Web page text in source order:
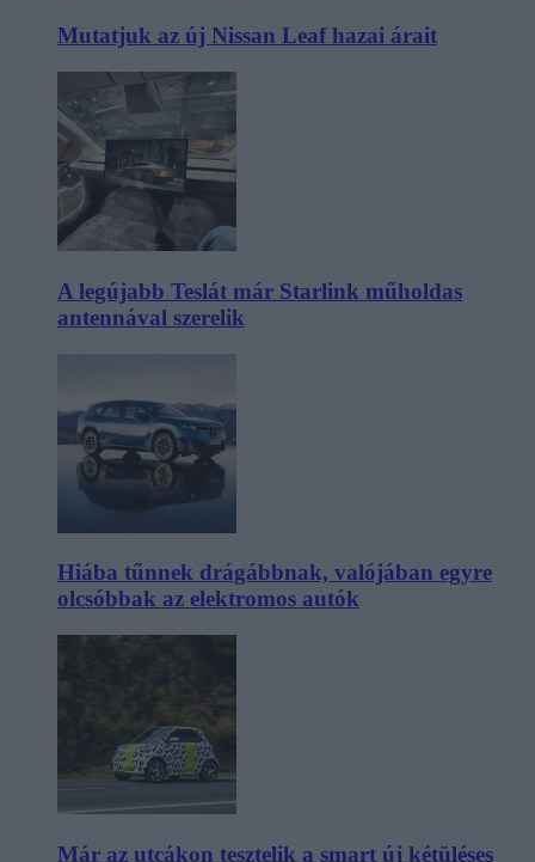
Mutatjuk az új Nissan Leaf hazai árait
A legújabb Teslát már Starlink műholdas
antennával szerelik
Hiába tűnnek drágábbnak, valójában egyre
olcsóbbak az elektromos autók
Már az utcákon tesztelik a smart új kétüléses